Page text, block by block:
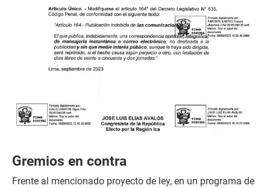
Gremios en contra
Frente al mencionado proyecto de ley, en un programa de